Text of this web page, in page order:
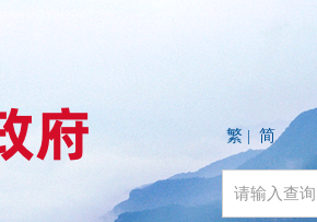
繁 | 简